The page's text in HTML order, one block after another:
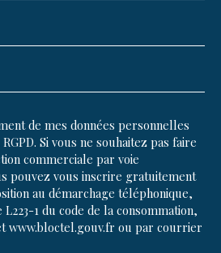
de mes données personnelles
Si vous ne souhaitez pas faire
commerciale par voie
pouvez vous inscrire gratuitement
au démarchage téléphonique,
1 du code de la consommation,
www.bloctel.gouv.fr ou par courrier